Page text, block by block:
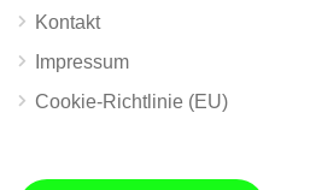
Kontakt
Impressum
Cookie-Richtlinie (EU)